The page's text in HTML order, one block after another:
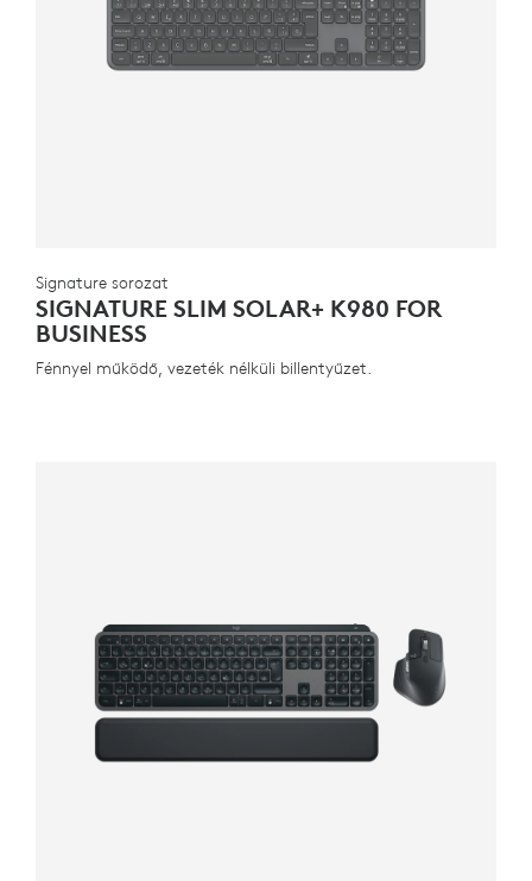
Signature sorozat
SIGNATURE SLIM SOLAR+ K980 FOR
BUSINESS
Fénnyel működő, vezeték nélküli billentyűzet.